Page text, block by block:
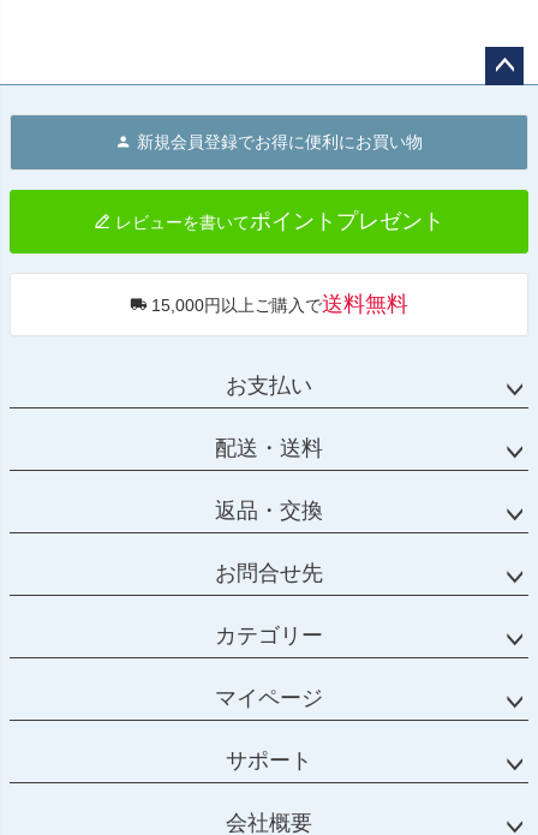
へ
新規会員登録でお得に便利にお買い物
レビューを書いてポイントプレゼント
15,000円以上ご購入で送料無料
お支払い
配送・送料
返品・交換
お問合せ先
カテゴリー
マイページ
サポート
会社概要